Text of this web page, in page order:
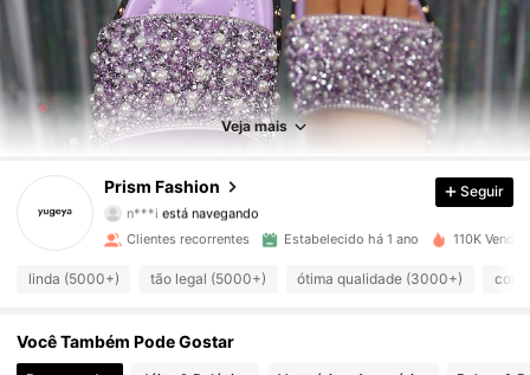
Veja mais
Prism Fashion
4,94 5.9K Seguidores
4,94 5.9K Seguidores
n***i está navegando
4,94
5.9K Seguidores
4,94 5.9K Seguidores
4,94 5.9K Seguidores
Seguir
Clientes recorrentes Estabelecido há 1 ano 110K
linda (5000+) tão legal (5000+) ótima qualidade (3000+)
Você Também Pode Gostar